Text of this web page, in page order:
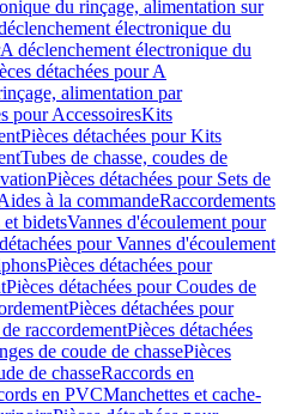
du rinçage, alimentation sur
électronique du
A déclenchement électronique du
détachées pour A
alimentation par
pour AccessoiresKits
Pièces détachées pour Kits
Tubes de chasse, coudes de
Pièces détachées pour Sets de
à la commandeRaccordements
bidetsVannes d'écoulement pour
pour Vannes d'écoulement
Pièces détachées pour
Pièces détachées pour Coudes de
Pièces détachées pour
raccordementPièces détachées
de coude de chassePièces
de chasseRaccords en
en PVCManchettes et cache-